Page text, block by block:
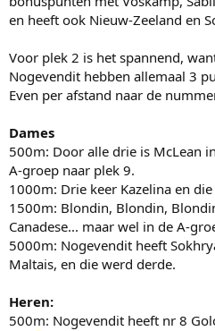
en heeft ook Nieuw-Zeeland en
Voor plek 2 is het spannend,
Nogevendit hebben allemaal 3
Even per afstand naar de
Dames
500m: Door alle drie is McLean
A-groep naar plek 9.
1000m: Drie keer Kazelina en
1500m: Blondin, Blondin,
Canadese... maar wel in de A-
5000m: Nogevendit heeft
Maltais, en die werd derde.
Heren:
500m: Nogevendit heeft nr 8